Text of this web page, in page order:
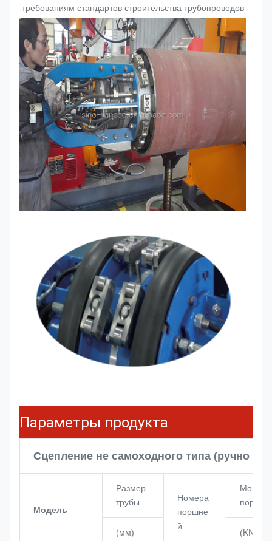
требованиям стандартов строительства трубопроводов
Параметры продукта
Сцепление не самоходного типа (ручно
Модель
Размер
трубы
Номера
поршне
й
поршня
(мм) (KN)